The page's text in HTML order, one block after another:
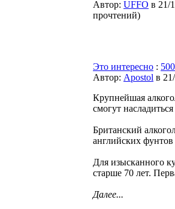
Автор: UFFO в 21/
прочтений)
Это интересно :
Автор: Apostol в
Крупнейшая
смогут
Британский
английских
Для изысканного
старше 70 лет.
Далее...